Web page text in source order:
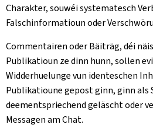
Charakter, souwéi systematesch
Falschinformatioun oder
Commentairen oder Bäiträg, déi
Publikatioun ze dinn hunn, sollen
Widderhuelunge vun identeschen
Publikatioune gepost ginn, ginn als
deementspriechend geläscht oder
Messagen am Chat.